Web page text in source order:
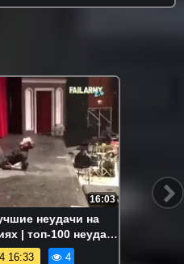
16:03
неудачи на
| топ-100 неудач
16:33 4